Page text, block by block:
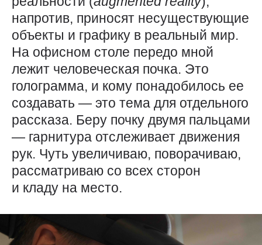
напротив, приносят несуществующие
объекты и графику в реальный мир.
На офисном столе передо мной
лежит человеческая почка. Это
голограмма, и кому понадобилось ее
создавать — ​это тема для отдельного
рассказа. Беру почку двумя пальцами
— ​гарнитура отслеживает движения
рук. Чуть увеличиваю, поворачиваю,
рассматриваю со всех сторон
и кладу на место.